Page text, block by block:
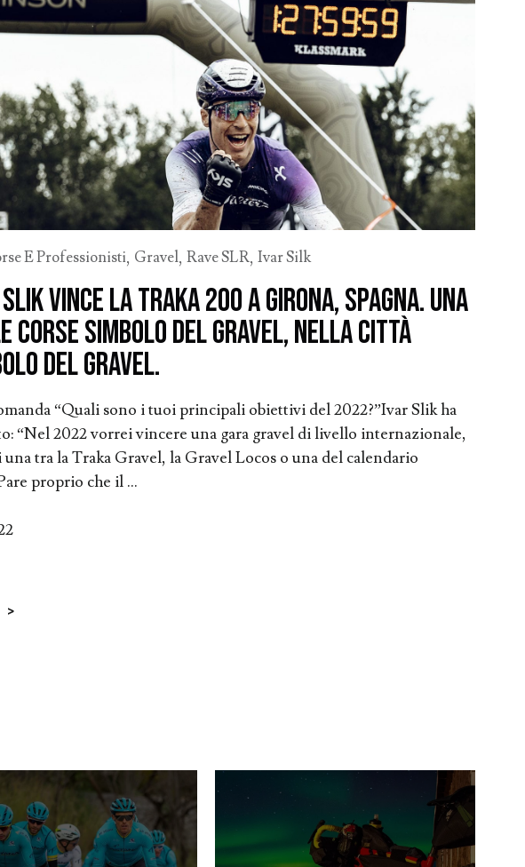
E Professionisti, Gravel,Rave SLR,Ivar Silk
vince la Traka 200 a Girona, Spagna. Una
corse simbolo del gravel, nella città
del gravel.
“Quali sono i tuoi principali obiettivi del 2022?”Ivar Slik ha
“Nel 2022 vorrei vincere una gara gravel di livello internazionale,
una tra la Traka Gravel, la Gravel Locos o una del calendario
proprio che il ...
>